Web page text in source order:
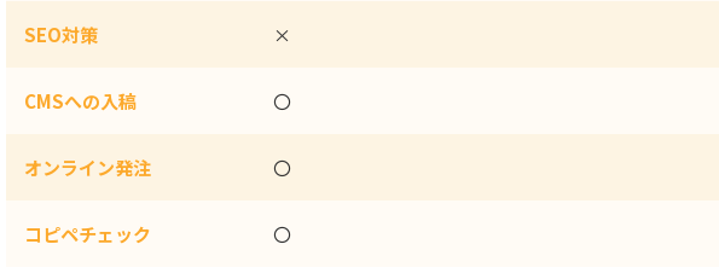
SEO対策 ×
CMSへの入稿 〇
オンライン発注 〇
コピペチェック 〇